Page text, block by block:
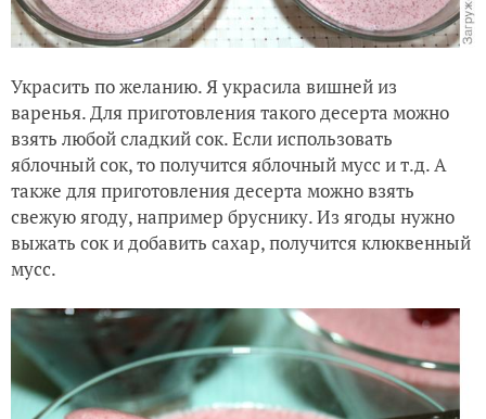
Украсить по желанию. Я украсила вишней из
варенья. Для приготовления такого десерта можно
взять любой сладкий сок. Если использовать
яблочный сок, то получится яблочный мусс и т.д. А
также для приготовления десерта можно взять
свежую ягоду, например бруснику. Из ягоды нужно
выжать сок и добавить сахар, получится клюквенный
мусс.